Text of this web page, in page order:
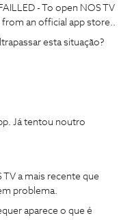
- To open NOS TV
an official app store..
esta situação?
Já tentou noutro
a mais recente que
problema.
aparece o que é